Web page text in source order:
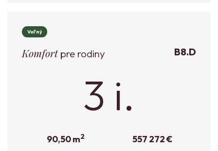
B8.D
Komfortpre rodiny
Voľný
3 i.
90,50 m2 557 272 €